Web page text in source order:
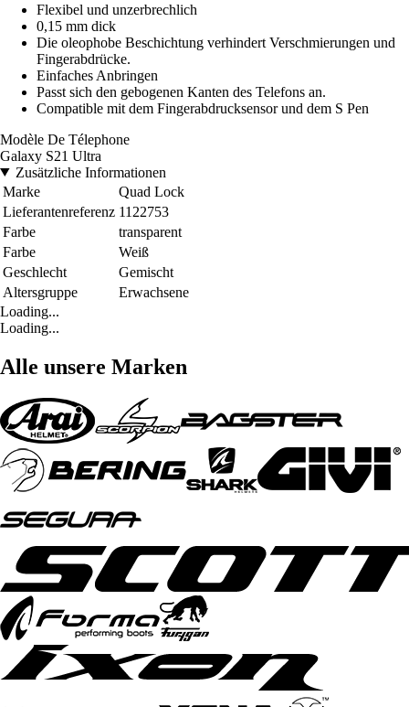
Flexibel und unzerbrechlich
0,15 mm dick
Die oleophobe Beschichtung verhindert Verschmierungen und
Fingerabdrücke.
Einfaches Anbringen
Passt sich den gebogenen Kanten des Telefons an.
Compatible mit dem Fingerabdrucksensor und dem S Pen
Modèle De Télephone
Galaxy S21 Ultra
Zusätzliche Informationen
Marke
Quad Lock
Lieferantenreferenz 1122753
Farbe
transparent
Farbe
Weiß
Geschlecht
Gemischt
Altersgruppe
Erwachsene
Loading...
Loading...
Alle unsere Marken